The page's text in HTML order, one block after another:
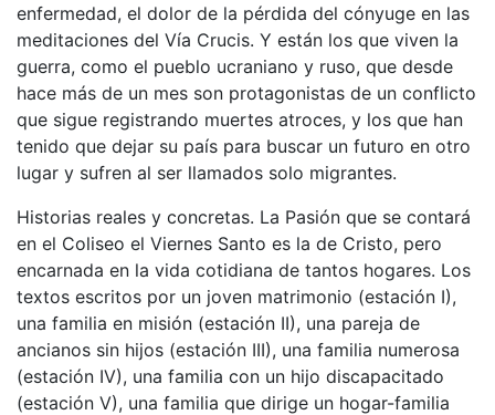
enfermedad, el dolor de la pérdida del cónyuge en las
meditaciones del Vía Crucis. Y están los que viven la
guerra, como el pueblo ucraniano y ruso, que desde
hace más de un mes son protagonistas de un conflicto
que sigue registrando muertes atroces, y los que han
tenido que dejar su país para buscar un futuro en otro
lugar y sufren al ser llamados solo migrantes.
Historias reales y concretas. La Pasión que se contará
en el Coliseo el Viernes Santo es la de Cristo, pero
encarnada en la vida cotidiana de tantos hogares. Los
textos escritos por un joven matrimonio (estación I),
una familia en misión (estación II), una pareja de
ancianos sin hijos (estación III), una familia numerosa
(estación IV), una familia con un hijo discapacitado
(estación V), una familia que dirige un hogar-familia